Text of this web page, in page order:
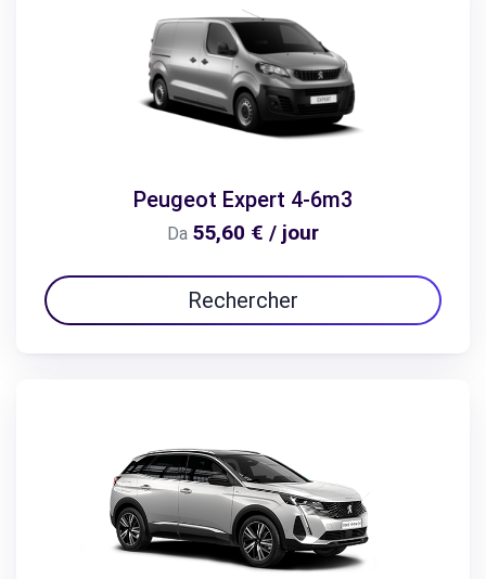
Peugeot Expert 4-6m3
Da 55,60 € / jour
Rechercher